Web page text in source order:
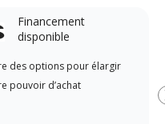
Financement
disponible
des options pour élargir
pouvoir d’achat